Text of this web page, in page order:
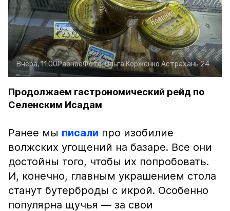
Вчера, 11:00РазноеФото:Ольга Корженко Астрахань 24
Продолжаем гастрономический рейд по
Селенским Исадам
Ранее мы писали про изобилие
волжских угощений на базаре. Все они
достойны того, чтобы их попробовать.
И, конечно, главным украшением стола
станут бутерброды с икрой. Особенно
популярна щучья — за свои